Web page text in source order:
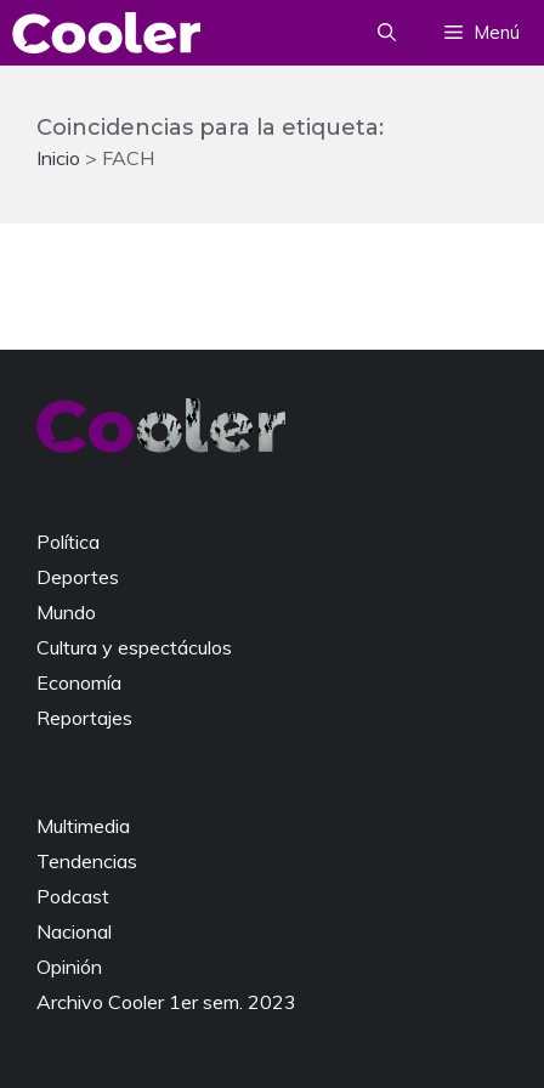
Saltar
al
Menú
Coincidencias para la etiqueta:
Inicio > FACH
Política
Deportes
Mundo
Cultura y espectáculos
Economía
Reportajes
Multimedia
Tendencias
Podcast
Nacional
Opinión
Archivo Cooler 1er sem. 2023